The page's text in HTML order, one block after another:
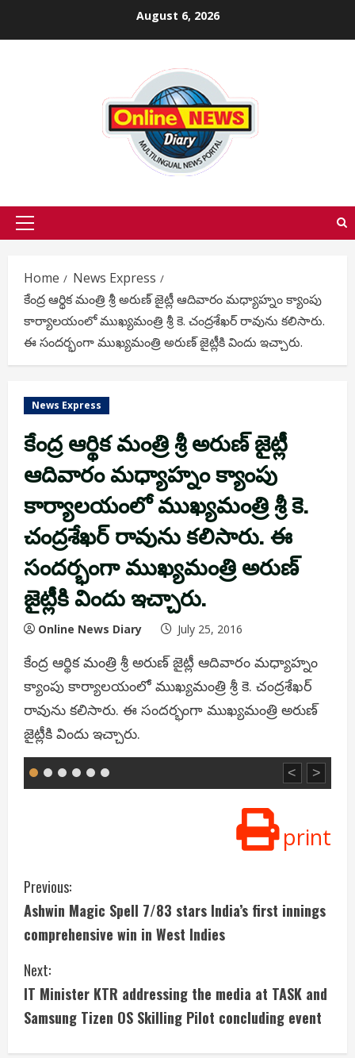
August 6, 2026
Primary
Home
News Express
కేంద్ర ఆర్థిక మంత్రి శ్రీ అరుణ్ జైట్లీ ఆదివారం మధ్యాహ్నం క్యాంపు
కార్యాలయంలో ముఖ్యమంత్రి శ్రీ కె. చంద్రశేఖర్ రావును కలిసారు.
ఈ సందర్భంగా ముఖ్యమంత్రి అరుణ్ జైట్లీకి విందు ఇచ్చారు.
News Express
కేంద్ర ఆర్థిక మంత్రి శ్రీ అరుణ్ జైట్లీ
ఆదివారం మధ్యాహ్నం క్యాంపు
కార్యాలయంలో ముఖ్యమంత్రి శ్రీ కె.
చంద్రశేఖర్ రావును కలిసారు. ఈ
సందర్భంగా ముఖ్యమంత్రి అరుణ్
జైట్లీకి విందు ఇచ్చారు.
Online News Diary July 25, 2016
కేంద్ర ఆర్థిక మంత్రి శ్రీ అరుణ్ జైట్లీ ఆదివారం మధ్యాహ్నం
క్యాంపు కార్యాలయంలో ముఖ్యమంత్రి శ్రీ కె. చంద్రశేఖర్
రావును కలిసారు. ఈ సందర్భంగా ముఖ్యమంత్రి అరుణ్
జైట్లీకి విందు ఇచ్చారు.
< >
print
C
o
n
t
i
Previous:
Ashwin Magic Spell 7/83 stars India’s first innings
comprehensive win in West Indies
Next:
IT Minister KTR addressing the media at TASK and
Samsung Tizen OS Skilling Pilot concluding event